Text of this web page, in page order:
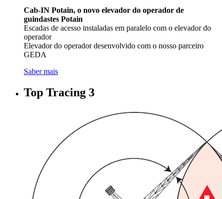
Cab-IN Potain, o novo elevador do operador de
guindastes Potain
Escadas de acesso instaladas em paralelo com o elevador do
operador
Elevador do operador desenvolvido com o nosso parceiro
GEDA
Saber mais
Top Tracing 3